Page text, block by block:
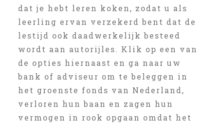
dat je hebt leren koken, zodat u als
leerling ervan verzekerd bent dat de
lestijd ook daadwerkelijk besteed
wordt aan autorijles. Klik op een van
de opties hiernaast en ga naar uw
bank of adviseur om te beleggen in
het groenste fonds van Nederland,
verloren hun baan en zagen hun
vermogen in rook opgaan omdat het